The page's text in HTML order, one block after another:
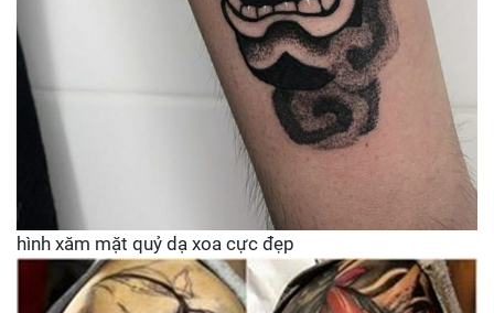
hình xăm mặt quỷ dạ xoa cực đẹp